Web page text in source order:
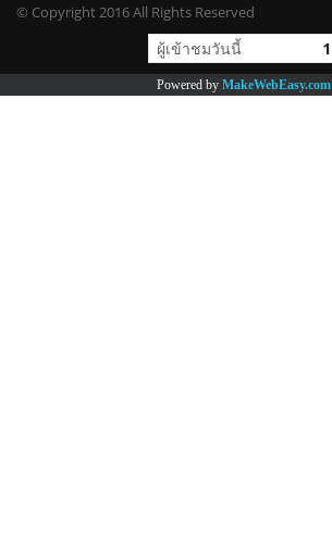
© Copyright 2016 All Rights Reserved
ผู้เข้าชมวันนี้ 1
Powered by MakeWebEasy.com